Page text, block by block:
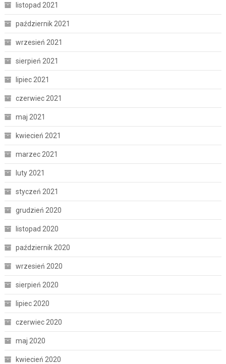
listopad 2021
październik 2021
wrzesień 2021
sierpień 2021
lipiec 2021
czerwiec 2021
maj 2021
kwiecień 2021
marzec 2021
luty 2021
styczeń 2021
grudzień 2020
listopad 2020
październik 2020
wrzesień 2020
sierpień 2020
lipiec 2020
czerwiec 2020
maj 2020
kwiecień 2020